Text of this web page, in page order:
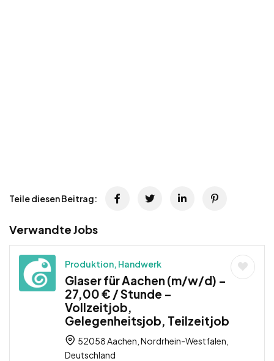
Teile diesen Beitrag:
Verwandte Jobs
Produktion, Handwerk
Glaser für Aachen (m/w/d) –
27,00 € / Stunde –
Vollzeitjob,
Gelegenheitsjob, Teilzeitjob
52058 Aachen, Nordrhein-Westfalen,
Deutschland